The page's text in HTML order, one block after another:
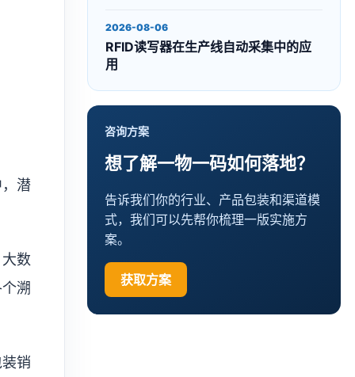
潜
数
溯
销
2026-08-06
RFID读写器在生产线自动采集中的应
用
咨询方案
想了解一物一码如何落地？
告诉我们你的行业、产品包装和渠道模
式，我们可以先帮你梳理一版实施方
案。
获取方案